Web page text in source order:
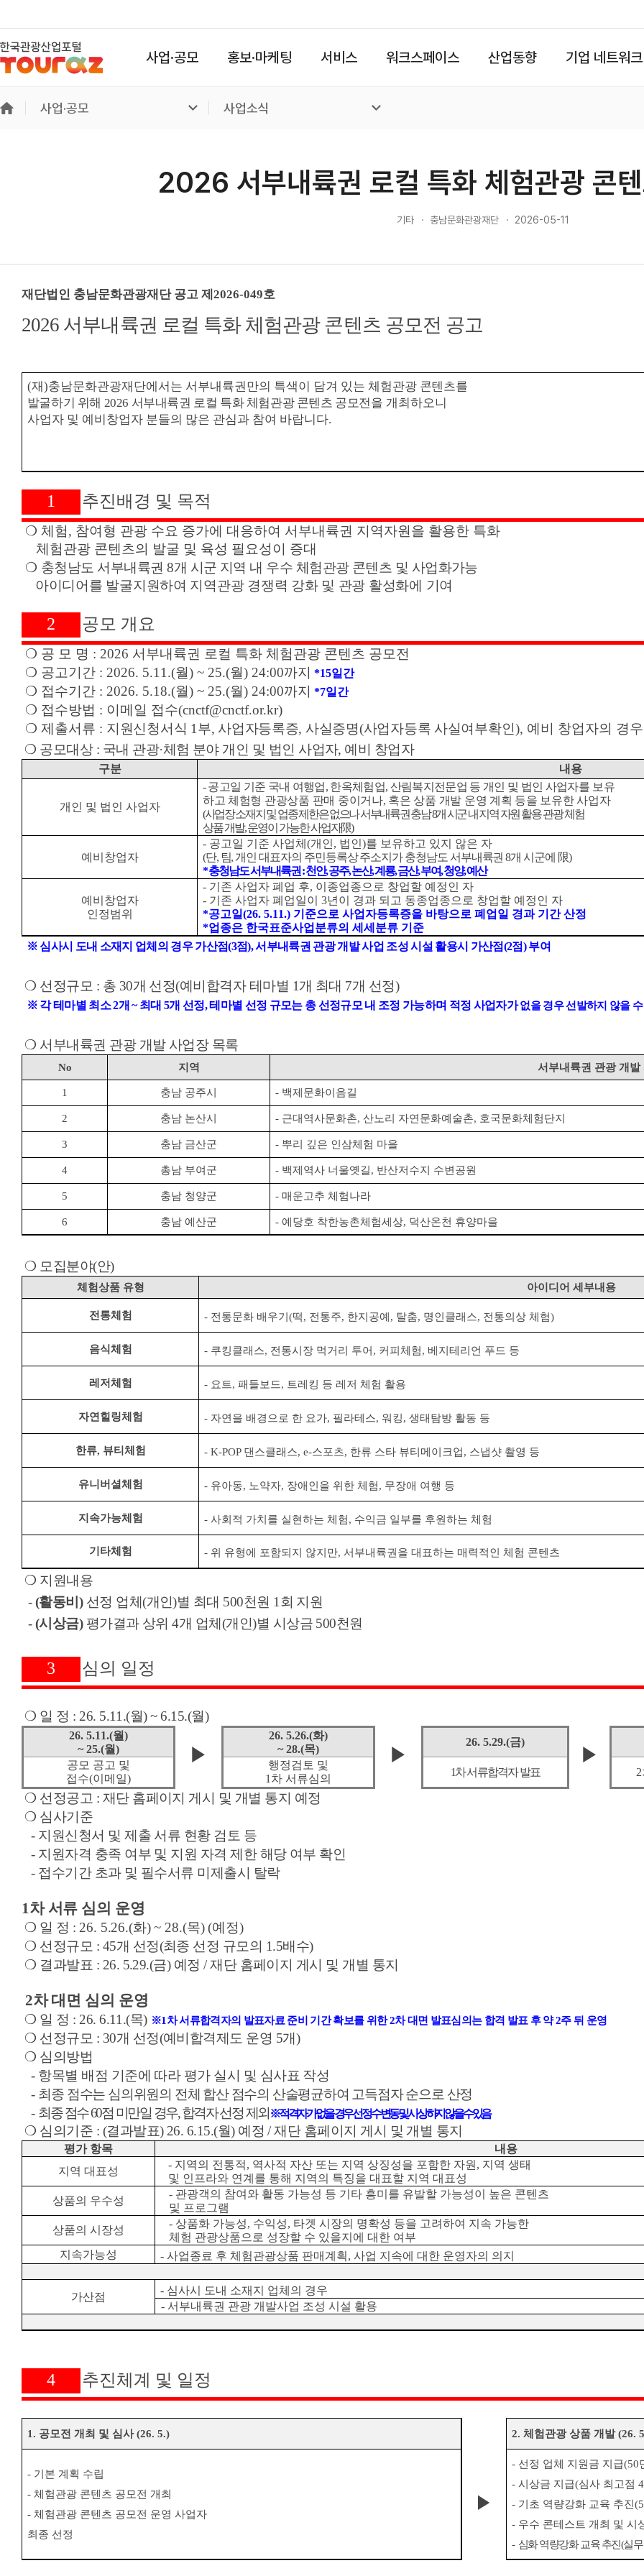
사업·공모 홍보·마케팅 서비스 워크스페이스 산업동향 기업 네트워크
사업·공모 사업소식
2026 서부내륙권 로컬 특화 체험관광 콘
기타 충남문화관광재단 2026-05-11
재단법인 충남문화관광재단 공고 제 2026-049호
2026 서부내륙권 로컬 특화 체험관광 콘텐츠 공모전 공고
(재)충남문화관광재단에서는 서부내륙권만의 특색이 담겨 있는 체험관광 콘텐츠를
발굴하기 위해 2026 서부내륙권 로컬 특화 체험관광 콘텐츠 공모전을 개최하오니
사업자 및 예비창업자 분들의 많은 관심과 참여 바랍니다.
1 추진배경 및 목적
❍ 체험, 참여형 관광 수요 증가에 대응하여 서부내륙권 지역자원을 활용한 특화
체험관광 콘텐츠의 발굴 및 육성 필요성이 증대
❍ 충청남도 서부내륙권8개 시군 지역 내 우수 체험관광 콘텐츠 및 사업화가능
아이디어를 발굴지원하여 지역관광 경쟁력 강화 및 관광 활성화에 기여
2 공모 개요
❍ 공 모 명 : 2026 서부내륙권 로컬 특화 체험관광 콘텐츠 공모전
❍ 공고기간 : 2026. 5.11.(월) ~ 25.(월) 24:00까지 *15일간
❍ 접수기간 : 2026. 5.18.(월) ~ 25.(월) 24:00까지 *7일간
❍ 접수방법 : 이메일 접수(cnctf@cnctf.or.kr)
❍ 제출서류 : 지원신청서식 1 부, 사업자등록증, 사실증명(사업자등록 사실여부확인), 예비 창업자의 경
❍ 공모대상 : 국내 관광·체험 분야 개인 및 법인 사업자, 예비 창업자
구분 내용
개인 및 법인 사업자
-공고일 기준 국내 여행업, 한옥체험업, 산림복지전문업 등 개인 및 법인 사업자를 보유
하고 체험형 관광상품 판매 중이거나, 혹은 상품 개발 운영 계획 등을 보유한 사업자
(사업장 소재지 및 업종 제한은 없으나 서부내륙권 충남8개 시군 내 지역 자원 활용 관광 체험
상품 개발,운영이 가능한 사업자限)
예비창업자
- 공고일 기준 사업체 (개인 , 법인)를 보유하고 있지 않은 자
(단, 팀, 개인 대표자의 주민등록상 주소지가 충청남도 서부내륙권8개 시군에 限)
*충청남도 서부내륙권 :천안,공주,논산,계룡,금산,부여,청양,예산
예비창업자
인정범위
- 기존 사업자 폐업 후, 이종업종으로 창업할 예정인 자
- 기존 사업자 폐업일이 3년이 경과 되고 동종업종으로 창업할 예정인 자
*공고일(26. 5.11.) 기준으로 사업자등록증을 바탕으로 폐업일 경과 기간 산정
*업종은 한국표준사업분류의 세세분류 기준
※심사시 도내 소재지 업체의 경우 가산점(3점),서부내륙권 관광 개발 사업 조성 시설 활용시 가산점(2점)부여
❍ 선정규모 : 총 30개 선정(예비합격자 테마별 1개 최대 7개 선정)
※ 각 테마별 최소2개~최대5개 선정,테마별 선정 규모는 총 선정규모 내 조정 가능하며 적정 사업자가없을 경우 선발하지 않을
❍ 서부내륙권 관광 개발 사업장 목록
No 지역 서부내륙권 관광 개발
1 충남 공주시 - 백제문화이음길
2 충남 논산시 - 근대역사문화촌, 산노리 자연문화예술촌, 호국문화체험단지
3 충남 금산군 - 뿌리 깊은 인삼체험 마을
4 총남 부여군 - 백제역사 너울옛길, 반산저수지 수변공원
5 충남 청양군 - 매운고추 체험나라
6 충남 예산군 - 예당호 착한농촌체험세상, 덕산온천 휴양마을
❍ 모집분야(안)
체험상품 유형 아이디어 세부내용
전통체험 - 전통문화 배우기 (떡, 전통주, 한지공예 , 탈춤, 명인클래스, 전통의상 체험)
음식체험 - 쿠킹클래스, 전통시장 먹거리 투어 , 커피체험, 베지테리언 푸드 등
레저체험 - 요트, 패들보드, 트레킹 등 레저 체험 활용
자연힐링체험 - 자연을 배경으로 한 요가, 필라테스, 워킹, 생태탐방 활동 등
한류, 뷰티체험 - K-POP 댄스클래스, e-스포츠, 한류 스타 뷰티메이크업, 스냅샷 촬영 등
유니버셜체험 - 유아동, 노약자, 장애인을 위한 체험, 무장애 여행 등
지속가능체험 - 사회적 가치를 실현하는 체험, 수익금 일부를 후원하는 체험
기타체험 - 위 유형에 포함되지 않지만, 서부내륙권을 대표하는 매력적인 체험 콘텐츠
❍ 지원내용
-(활동비 ) 선정 업체(개인)별 최대 500천원 1 회 지원
-(시상금) 평가결과 상위4개 업체 (개인)별 시상금 500천원
3 심의 일정
❍ 일 정 : 26. 5.11.(월) ~ 6.15.(월)
26. 5.11.(월)
~ 25.(월) ▶
26. 5.26.(화)
~ 28.(목) ▶
26. 5.29.(금)
▶
공모 공고 및
접수(이메일)
행정검토 및
1 차 서류심의
1차 서류합격자 발표 2
❍ 선정공고 : 재단 홈페이지 게시 및 개별 통지 예정
❍ 심사기준
- 지원신청서 및 제출 서류 현황 검토 등
- 지원자격 충족 여부 및 지원 자격 제한 해당 여부 확인
- 접수기간 초과 및 필수서류 미제출시 탈락
1차 서류 심의 운영
❍ 일 정 : 26. 5.26.(화) ~ 28.(목) (예정)
❍ 선정규모 : 45개 선정(최종 선정 규모의 1.5배수)
❍ 결과발표 : 26. 5.29.(금) 예정/재단 홈페이지 게시 및 개별 통지
2차대면 심의 운영
❍ 일 정 : 26. 6.11.(목) ※1 차 서류합격자의 발표자료 준비 기간 확보를 위한2차 대면 발표심의는 합격 발표 후 약2주 뒤 운영
❍ 선정규모 : 30개 선정(예비합격제도 운영 5개)
❍ 심의방법
- 항목별 배점 기준에 따라 평가 실시 및 심사표 작성
- 최종 점수는 심의위원의 전체 합산 점수의 산술평균하여 고득점자 순으로 산정
- 최종 점수60점 미만일 경우,합격자 선정 제외 ※적격자가 없을 경우 선정 수 변동 및 시상하지 않을 수 있음
❍ 심의기준 : (결과발표) 26. 6.15.(월) 예정/재단 홈페이지 게시 및 개별 통지
평가 항목 내용
지역 대표성
- 지역의 전통적, 역사적 자산 또는 지역 상징성을 포함한 자원 , 지역 생태
및 인프라와 연계를 통해 지역의 특징을 대표할 지역 대표성
상품의 우수성
- 관광객의 참여와 활동 가능성 등 기타 흥미를 유발할 가능성이 높은 콘텐츠
및 프로그램
상품의 시장성
- 상품화 가능성, 수익성, 타겟 시장의 명확성 등을 고려하여 지속 가능한
체험 관광상품으로 성장할 수 있을지에 대한 여부
지속가능성
- 사업종료 후 체험관광상품 판매계획, 사업 지속에 대한 운영자의 의지
가산점
- 심사시 도내 소재지 업체의 경우
- 서부내륙권 관광 개발사업 조성 시설 활용
4 추진체계 및 일정
1. 공모전 개최 및 심사(26. 5.) 2. 체험관광 상품 개발(26.
- 기본 계획 수립
- 체험관광 콘텐츠 공모전 개최
- 체험관광 콘텐츠 공모전 운영 사업자
최종 선정
▶
- 선정 업체 지원금 지급(50
- 시상금 지급(심사 최고점 4
- 기초 역량강화 교육 추진 (5
- 우수 콘테스트 개최 및 시
- 심화 역량강화 교육 추진 (실무